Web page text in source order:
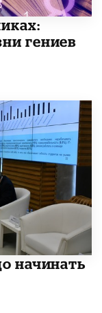
гениев
начинать